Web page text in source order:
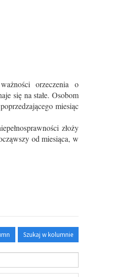
orzeczenia o
się na stałe. Osobom
miesiąc
złoży
od miesiąca, w
Szukaj w kolumnie